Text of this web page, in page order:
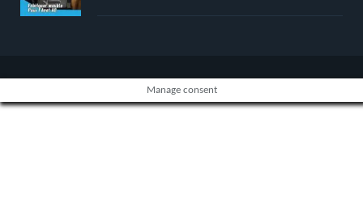
Manage consent